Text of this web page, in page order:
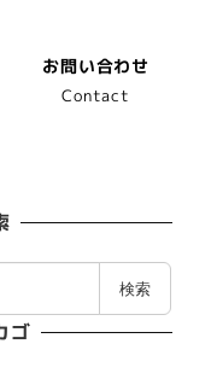
お問い合わせ
Contact
検索
ゴ